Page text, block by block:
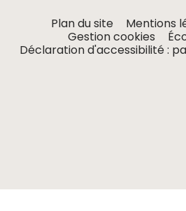
Plan du site
Mentions
Gestion cookies
Déclaration d'accessibilité :